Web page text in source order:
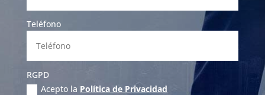
Teléfono
RGPD
Acepto la Política de Privacidad